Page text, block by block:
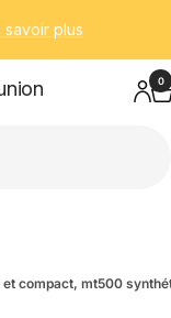
savoir plus
0
et compact, mt500